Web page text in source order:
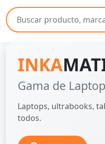
INKA
Gama de
Laptops, ultrabooks,
todos.